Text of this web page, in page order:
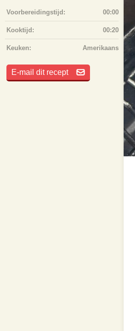
Voorbereidingstijd: 00:00
Kooktijd: 00:20
Keuken: Amerikaans
E-mail dit recept